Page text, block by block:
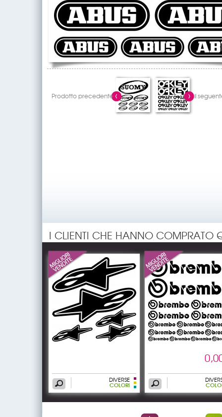
Prodotto precedente il
I CLIENTI CHE HANNO COMPRATO
DIVERSE
COLORI